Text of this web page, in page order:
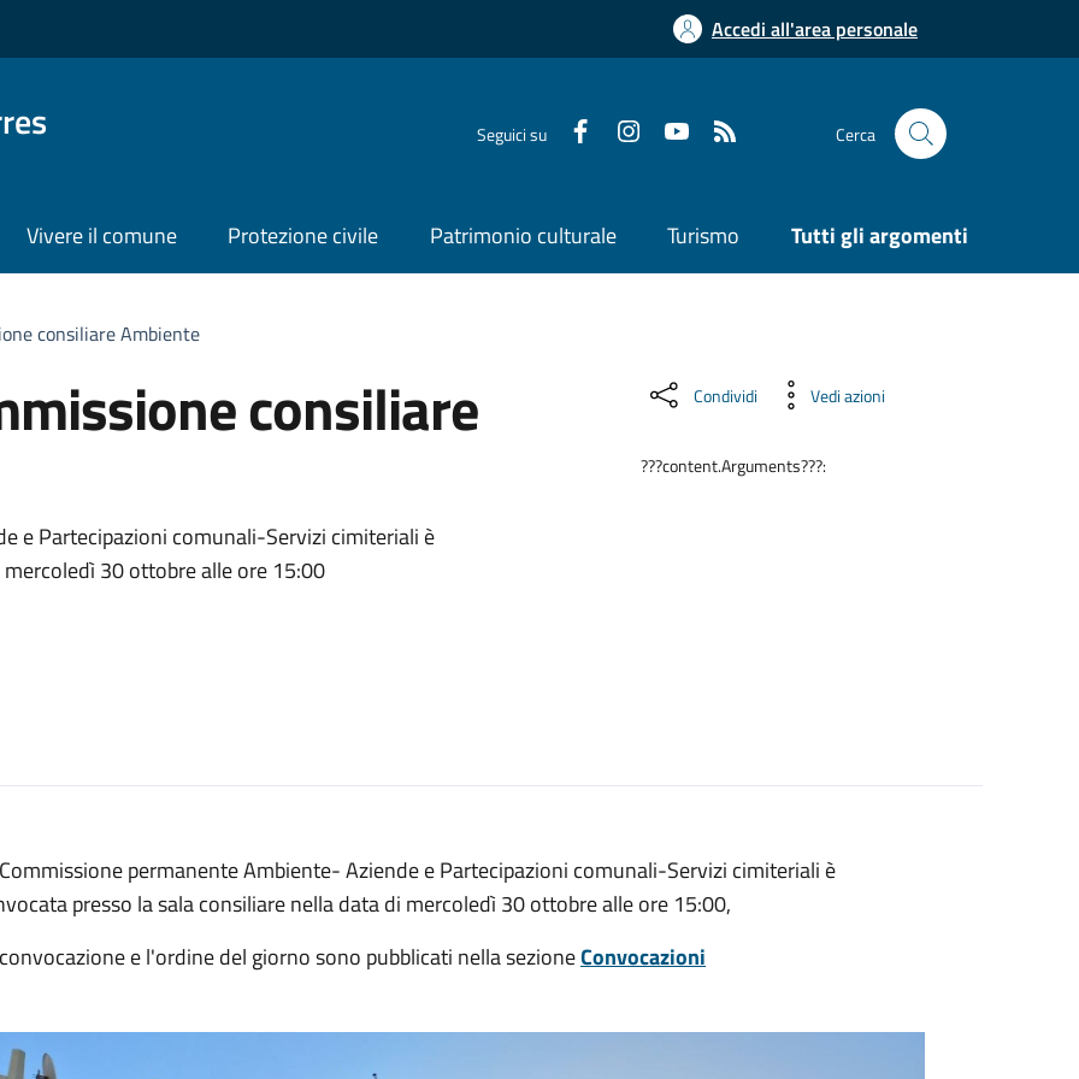
Accedi all'area personale
Seguici su Cerca
Vivere il comune Protezione civile Patrimonio culturale Turismo Tutti gli argomenti
consiliare Ambiente
consiliare
e Partecipazioni comunali-Servizi cimiteriali è
30 ottobre alle ore 15:00
Condividi Vedi azioni
???content.Arguments???:
permanente Ambiente- Aziende e Partecipazioni comunali-Servizi cimiteriali è
presso la sala consiliare nella data di mercoledì 30 ottobre alle ore 15:00,
e l'ordine del giorno sono pubblicati nella sezioneConvocazioni